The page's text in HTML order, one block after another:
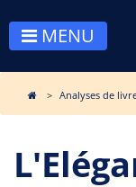
MENU
Analyses de